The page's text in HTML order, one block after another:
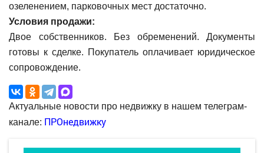
озеленением, парковочных мест достаточно.
Условия продажи:
Двое собственников. Без обременений. Документы
готовы к сделке. Покупатель оплачивает юридическое
сопровождение.
Актуальные новости про недвижку в нашем телеграм-
канале: ПРОнедвижку